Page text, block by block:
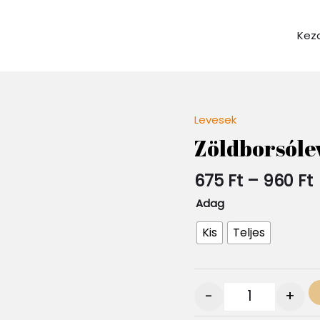
Levesek
675 Ft – 960 Ft
-
Adag
Kis Teljes
- +